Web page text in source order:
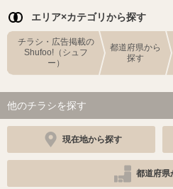
エリア×カテゴリから探す
チラシ・広告掲載の
Shufoo!（シュフ
ー）
都道府県から
探す
他のチラシを探す
現在地から探す
都道府県